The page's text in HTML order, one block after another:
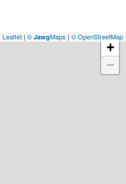
+
−
Leaflet | © JawgMaps | © OpenStreetMap